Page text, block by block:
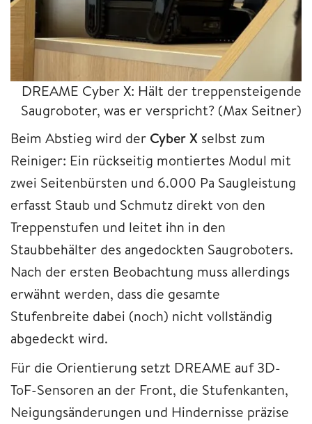
DREAME Cyber X: Hält der treppensteigende
Saugroboter, was er verspricht? (Max Seitner)
Beim Abstieg wird der Cyber X selbst zum
Reiniger: Ein rückseitig montiertes Modul mit
zwei Seitenbürsten und 6.000 Pa Saugleistung
erfasst Staub und Schmutz direkt von den
Treppenstufen und leitet ihn in den
Staubbehälter des angedockten Saugroboters.
Nach der ersten Beobachtung muss allerdings
erwähnt werden, dass die gesamte
Stufenbreite dabei (noch) nicht vollständig
abgedeckt wird.
Für die Orientierung setzt DREAME auf 3D-
ToF-Sensoren an der Front, die Stufenkanten,
Neigungsänderungen und Hindernisse präzise